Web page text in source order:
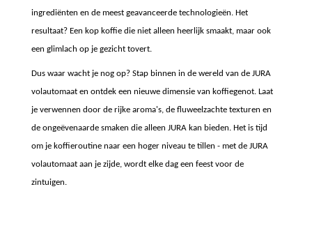
ingrediënten en de meest geavanceerde technologieën. Het
resultaat? Een kop koffie die niet alleen heerlijk smaakt, maar ook
een glimlach op je gezicht tovert.
Dus waar wacht je nog op? Stap binnen in de wereld van de JURA
volautomaat en ontdek een nieuwe dimensie van koffiegenot. Laat
je verwennen door de rijke aroma's, de fluweelzachte texturen en
de ongeëvenaarde smaken die alleen JURA kan bieden. Het is tijd
om je koffieroutine naar een hoger niveau te tillen - met de JURA
volautomaat aan je zijde, wordt elke dag een feest voor de
zintuigen.